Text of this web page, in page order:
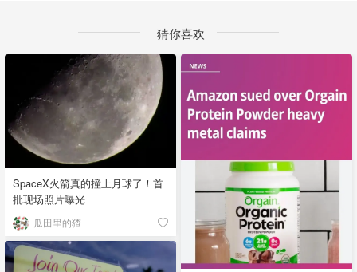
猜你喜欢
SpaceX火箭真的撞上月球了！首
批现场照片曝光
瓜田里的猹